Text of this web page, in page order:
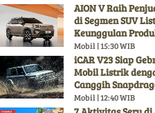
AION V Raih
di Segmen SUV
Keunggulan
Mobil | 15:30 WIB
iCAR V23 Siap
Mobil Listrik
Canggih
Mobil | 12:40 WIB